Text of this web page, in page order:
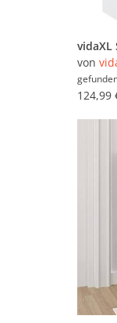
von
124,99